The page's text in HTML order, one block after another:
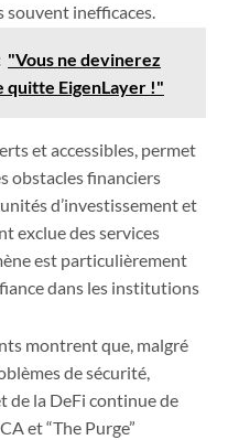
inefficaces.
"Vous ne devinerez
quitte EigenLayer !"
et accessibles, permet
obstacles financiers
d’investissement et
exclue des services
est particulièrement
dans les institutions
montrent que, malgré
de sécurité,
de la DeFi continue de
et “The Purge”